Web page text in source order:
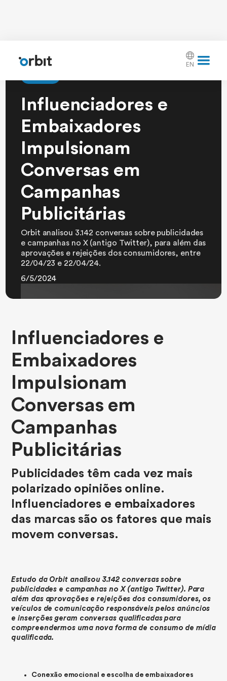
EN
Influenciadores e
Embaixadores
Impulsionam
Conversas em
Campanhas
Publicitárias
Orbit analisou 3.142 conversas sobre publicidades
e campanhas no X (antigo Twitter), para além das
aprovações e rejeições dos consumidores, entre
22/04/23 e 22/04/24.
6/5/2024
Influenciadores e
Embaixadores
Impulsionam
Conversas em
Campanhas
Publicitárias
Publicidades têm cada vez mais
polarizado opiniões online.
Influenciadores e embaixadores
das marcas são os fatores que mais
movem conversas.
Estudo da Orbit analisou 3.142 conversas sobre
publicidades e campanhas no X (antigo Twitter). Para
além das aprovações e rejeições dos consumidores, os
veículos de comunicação responsáveis pelos anúncios
e inserções geram conversas qualificadas para
compreendermos uma nova forma de consumo de mídia
qualificada.
Conexão emocional e escolha de embaixadores